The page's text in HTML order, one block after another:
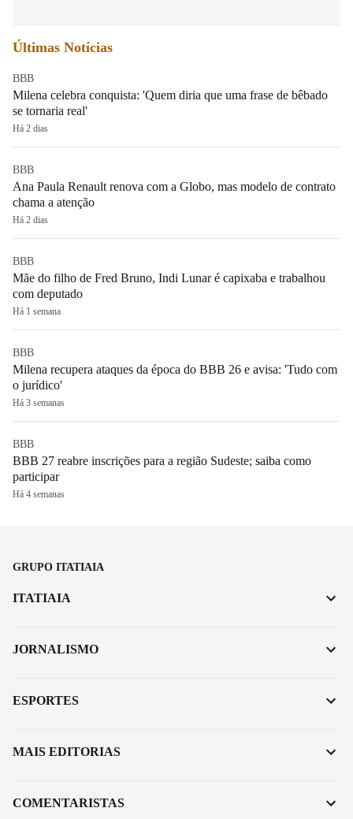
Últimas Notícias
BBB
Milena celebra conquista: 'Quem diria que uma frase de bêbado
se tornaria real'
Há 2 dias
BBB
Ana Paula Renault renova com a Globo, mas modelo de contrato
chama a atenção
Há 2 dias
BBB
Mãe do filho de Fred Bruno, Indi Lunar é capixaba e trabalhou
com deputado
Há 1 semana
BBB
Milena recupera ataques da época do BBB 26 e avisa: 'Tudo com
o jurídico'
Há 3 semanas
BBB
BBB 27 reabre inscrições para a região Sudeste; saiba como
participar
Há 4 semanas
GRUPO ITATIAIA
ITATIAIA
JORNALISMO
ESPORTES
MAIS EDITORIAS
COMENTARISTAS